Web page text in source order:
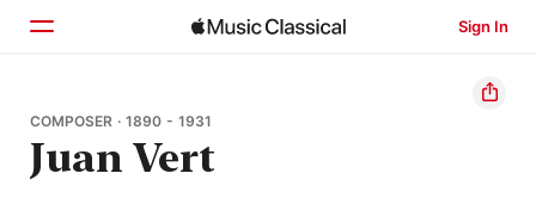
Sign In
Home
Browse
COMPOSER · 1890 - 1931
Juan Vert